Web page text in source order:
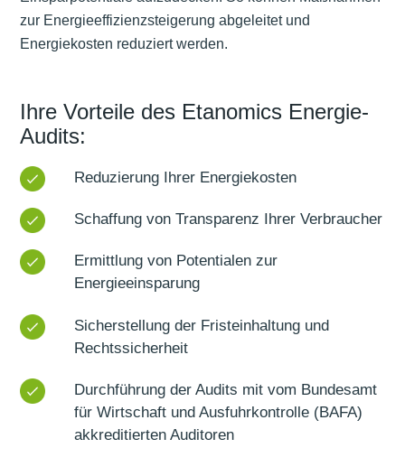
zur Energieeffizienzsteigerung abgeleitet und
Energiekosten reduziert werden.
Ihre Vorteile des Etanomics Energie-
Audits:
Reduzierung Ihrer Energiekosten
Schaffung von Transparenz Ihrer Verbraucher
Ermittlung von Potentialen zur
Energieeinsparung
Sicherstellung der Fristeinhaltung und
Rechtssicherheit
Durchführung der Audits mit vom Bundesamt
für Wirtschaft und Ausfuhrkontrolle (BAFA)
akkreditierten Auditoren